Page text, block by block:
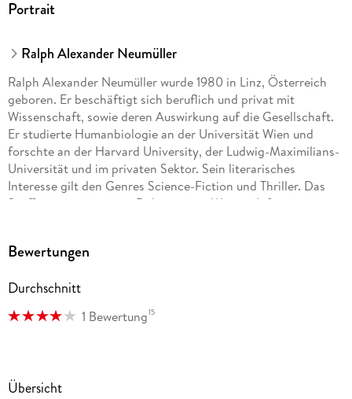
Portrait
Ralph Alexander Neumüller
Ralph Alexander Neumüller wurde 1980 in Linz, Österreich
geboren. Er beschäftigt sich beruflich und privat mit
Wissenschaft, sowie deren Auswirkung auf die Gesellschaft.
Er studierte Humanbiologie an der Universität Wien und
forschte an der Harvard University, der Ludwig-Maximilians-
Universität und im privaten Sektor. Sein literarisches
Interesse gilt den Genres Science-Fiction und Thriller. Das
Stoffuniversum ist sein Debütroman. Weitere Informationen
Postrock-Kollektiv Thalija (thalija. com).
Bewertungen
Durchschnitt
1 Bewertung15
Übersicht